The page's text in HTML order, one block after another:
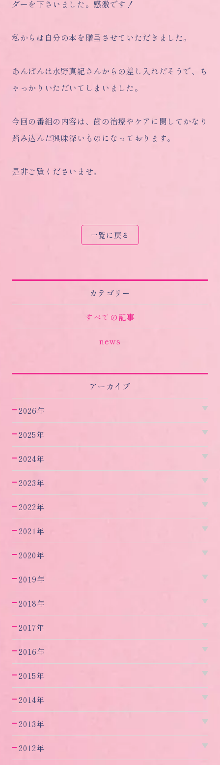
カテゴリー
すべての記事
news
アーカイブ
2026年
2025年
2024年
2023年
2022年
2021年
2020年
2019年
2018年
2017年
2016年
2015年
2014年
2013年
2012年
ダーを下さいました。感激です！
私からは自分の本を贈呈させていただきました。
あんぱんは水野真紀さんからの差し入れだそうで、ち
ゃっかりいただいてしまいました。
今回の番組の内容は、歯の治療やケアに関してかなり
踏み込んだ興味深いものになっております。
是非ご覧くださいませ。
一覧に戻る